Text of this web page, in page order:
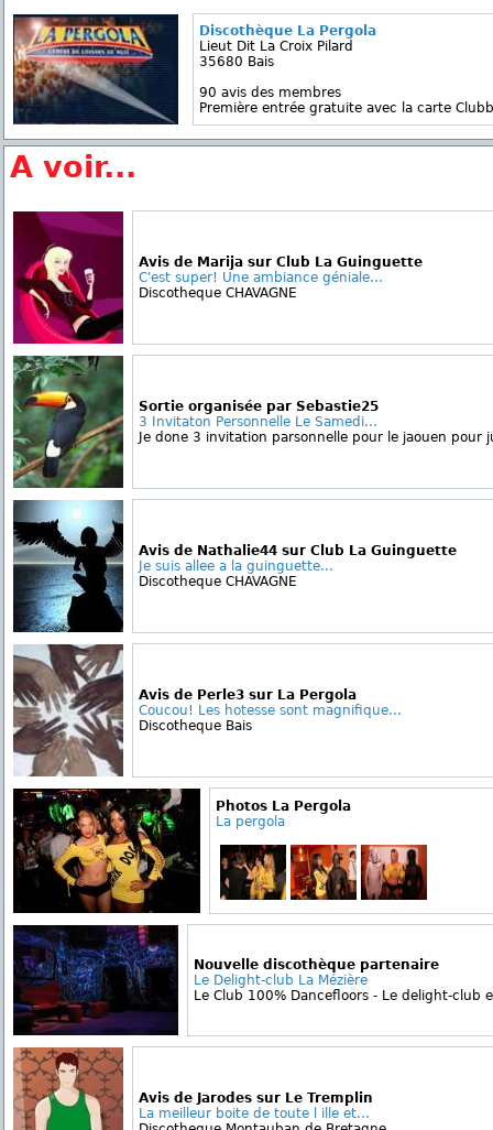
Discothèque La Pergola
Lieut Dit La Croix Pilard
35680 Bais
90 avis des membres
Première entrée gratuite avec la carte
A voir...
Avis de Marija sur Club La Guinguette
C'est super! Une ambiance géniale...
Discotheque CHAVAGNE
Sortie organisée par Sebastie25
3 Invitaton Personnelle Le Samedi...
Je done 3 invitation parsonnelle pour le jaouen pour
Avis de Nathalie44 sur Club La Guinguette
Je suis allee a la guinguette...
Discotheque CHAVAGNE
Avis de Perle3 sur La Pergola
Coucou! Les hotesse sont magnifique...
Discotheque Bais
Photos La Pergola
La pergola
Nouvelle discothèque partenaire
Le Delight-club La Mézière
Le Club 100% Dancefloors - Le delight-club
Avis de Jarodes sur Le Tremplin
La meilleur boite de toute l ille et...